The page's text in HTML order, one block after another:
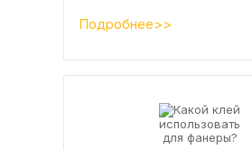
заметны.
Подробнее>>